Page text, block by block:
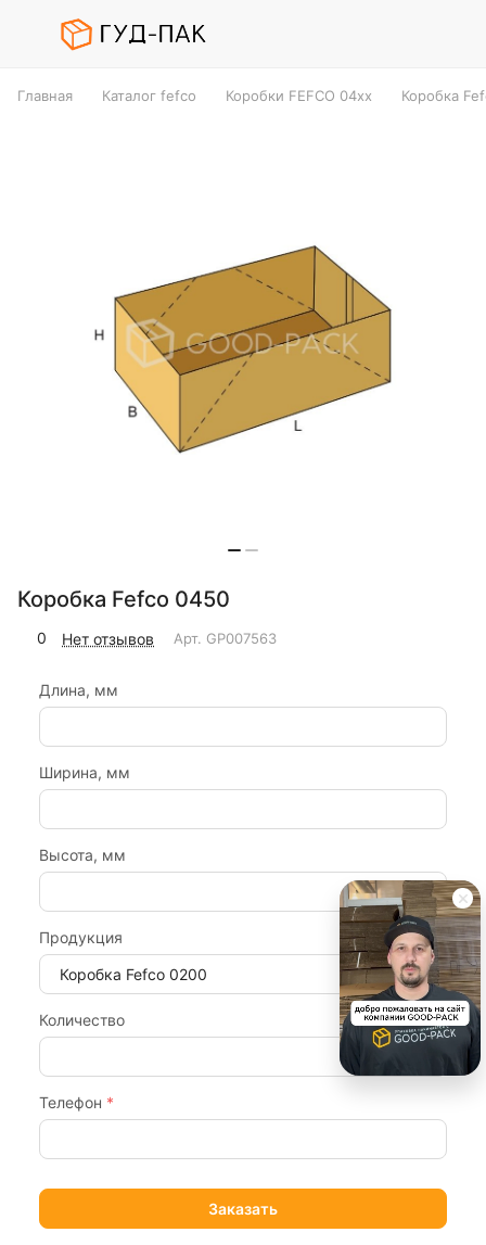
Главная Каталог fefco Коробки FEFCO 04xx Коробка
Коробка Fefco 0450
0 Нет отзывов Арт. GP007563
Длина, мм
Ширина, мм
Высота, мм
Продукция
Количество
Телефон *